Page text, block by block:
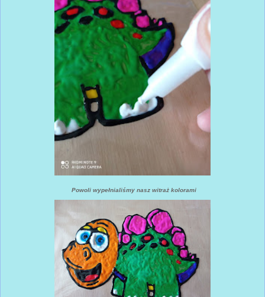
Powoli wypełnialiśmy nasz witraż kolorami